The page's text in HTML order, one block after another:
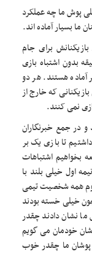
پوش ما چه عملکرد
بسیار آماده اند.
برای جام
هستند؟ تاکید کرد: بله، روزبه ۹۰ دقیقه بدون اشتباه بازی
آماده هستند. هر دو
که خارج از
در جمع خبرنگاران
تا بازی یک بر
بخواهیم اشتباهات
اول خیلی بلند با
دوم همه شخصیت تیمی
خیلی خسته بودند
ما نشان دادند چقدر
خودمان می گویم
ما چقدر خوب